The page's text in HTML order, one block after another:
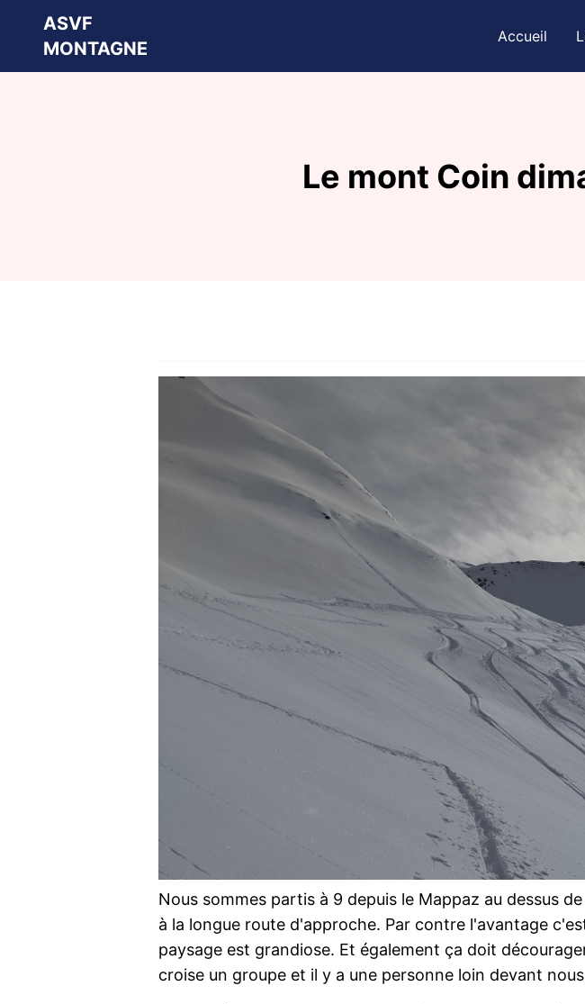
ASVF
MONTAGNE
Accueil
Le mont Coin
Nous sommes partis à 9 depuis le Mappaz au dessus
à la longue route d'approche. Par contre l'avantage
paysage est grandiose. Et également ça doit
croise un groupe et il y a une personne loin devant